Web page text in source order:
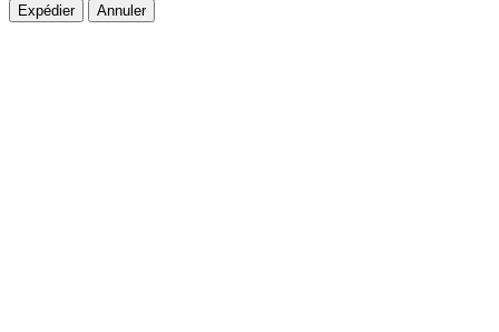
Expédier Annuler